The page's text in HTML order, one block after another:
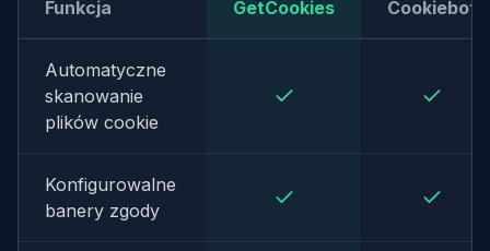
Funkcja GetCookies Cookiebot
Automatyczne
skanowanie
plików cookie
Konfigurowalne
banery zgody